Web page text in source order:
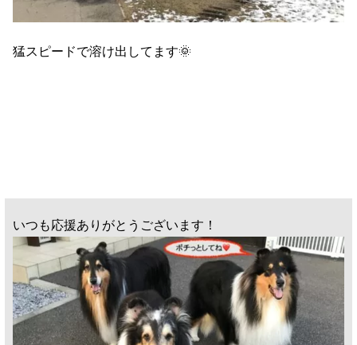
猛スピードで溶け出してます🌞
いつも応援ありがとうございます！